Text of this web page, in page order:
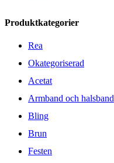
Produktkategorier
Rea
Okategoriserad
Acetat
Armband och halsband
Bling
Brun
Festen